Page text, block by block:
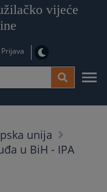
vijeće
Prijava
unija
u BiH - IPA